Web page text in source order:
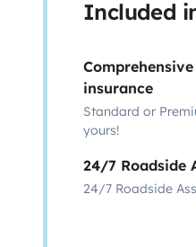
Included
insurance
Standard or
yours!
24/7 Roadside
24/7 Roadside